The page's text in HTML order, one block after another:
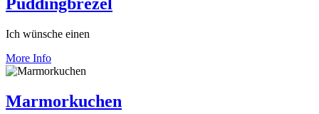
Ich wünsche einen
More Info
Marmorkuchen